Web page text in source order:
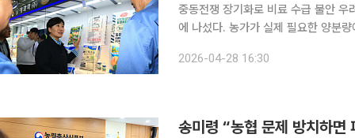
중동전쟁 장기화로 비료 수급 불안 우
에 나섰다. 농가가 실제 필요한 양분
기 화성시 농업기술센터를 찾아 적정
2026-04-28 16:30
송미령 “농협 문제 방치하